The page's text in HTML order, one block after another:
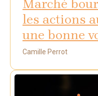
Marché
les actions
une bonne
Camille Perrot